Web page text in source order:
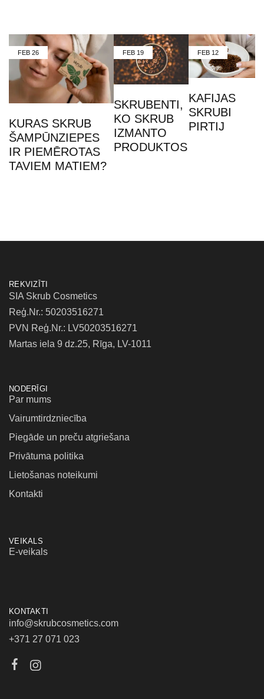
FEB 26
KURAS SKRUB
ŠAMPŪNZIEPES
IR PIEMĒROTAS
TAVIEM MATIEM?
FEB 19
SKRUBENTI,
KO SKRUB
IZMANTO
PRODUKTOS
FEB 12
KAFIJAS
SKRUBI
PIRTIJ
REKVIZĪTI
SIA Skrub Cosmetics
Reģ.Nr.: 50203516271
PVN Reģ.Nr.: LV50203516271
Martas iela 9 dz.25, Rīga, LV-1011
NODERĪGI
Par mums
Vairumtirdzniecība
Piegāde un preču atgriešana
Privātuma politika
Lietošanas noteikumi
Kontakti
VEIKALS
E-veikals
KONTAKTI
info@skrubcosmetics.com
+371 27 071 023